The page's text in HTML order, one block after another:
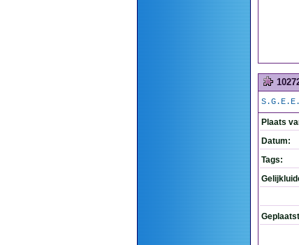
Plaats
Datum:
Tags: